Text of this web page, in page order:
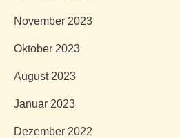
November 2023
Oktober 2023
August 2023
Januar 2023
Dezember 2022